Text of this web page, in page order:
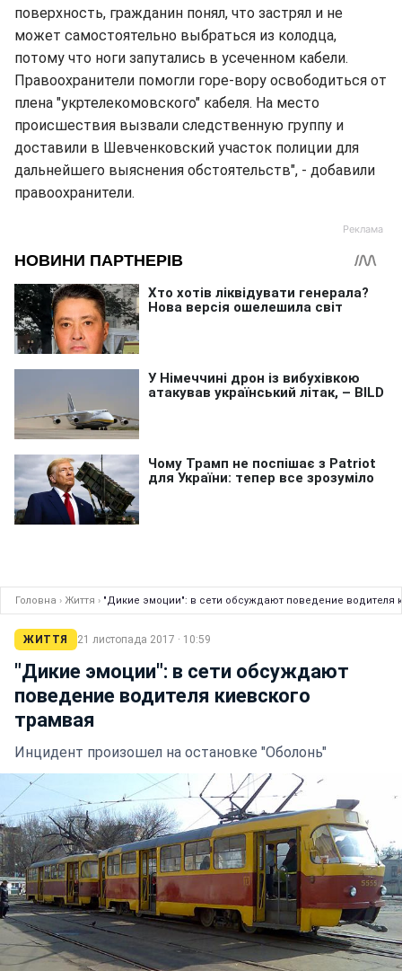
поверхность, гражданин понял, что застрял и не
может самостоятельно выбраться из колодца,
потому что ноги запутались в усеченном кабели.
Правоохранители помогли горе-вору освободиться от
плена "укртелекомовского" кабеля. На место
происшествия вызвали следственную группу и
доставили в Шевченковский участок полиции для
дальнейшего выяснения обстоятельств", - добавили
правоохранители.
Головна › Життя › "Дикие эмоции": в сети обсуждают поведение водителя
ЖИТТЯ 21 листопада 2017 · 10:59
"Дикие эмоции": в сети обсуждают
поведение водителя киевского
трамвая
Инцидент произошел на остановке "Оболонь"